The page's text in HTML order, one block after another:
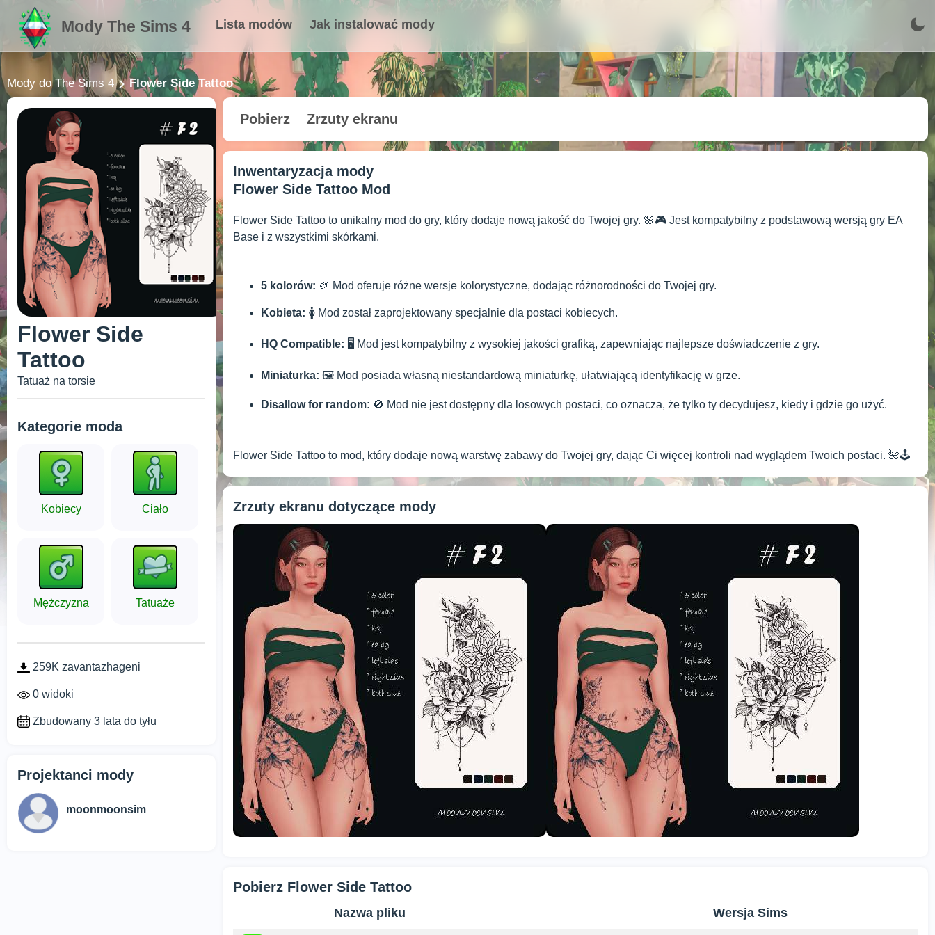
Mody The Sims 4 Lista modów Jak instalować mody
Mody do The Sims 4 Flower Side Tattoo
Flower Side
Tattoo
Tatuaż na torsie
Kategorie moda
Kobiecy Ciało
Mężczyzna Tatuaże
259K zavantazhageni
0 widoki
Zbudowany 3 lata do tyłu
Projektanci mody
moonmoonsim
Pobierz Zrzuty ekranu
Inwentaryzacja mody
Flower Side Tattoo Mod
Flower Side Tattoo to unikalny mod do gry, który dodaje nową jakość do Twojej gry. 🌸🎮 Jest kompatybilny z podstawową wersją gry EA
Base i z wszystkimi skórkami.
5 kolorów: 🎨 Mod oferuje różne wersje kolorystyczne, dodając różnorodności do Twojej gry.
Kobieta: 🚺 Mod został zaprojektowany specjalnie dla postaci kobiecych.
HQ Compatible: 🖥️ Mod jest kompatybilny z wysokiej jakości grafiką, zapewniając najlepsze doświadczenie z gry.
Miniaturka: 🖼️ Mod posiada własną niestandardową miniaturkę, ułatwiającą identyfikację w grze.
Disallow for random: 🚫 Mod nie jest dostępny dla losowych postaci, co oznacza, że tylko ty decydujesz, kiedy i gdzie go użyć.
Flower Side Tattoo to mod, który dodaje nową warstwę zabawy do Twojej gry, dając Ci więcej kontroli nad wyglądem Twoich postaci. 🌺🕹️
Zrzuty ekranu dotyczące mody
Pobierz Flower Side Tattoo
Nazwa pliku Wersja Sims